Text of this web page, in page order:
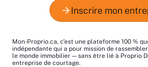
Mon-Proprio.ca, c’est une plateforme 100 %
indépendante qui a pour mission de
le monde immobilier — sans être lié à Proprio
entreprise de courtage.